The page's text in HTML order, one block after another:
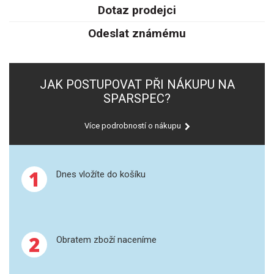
SPEKTROFOTOMETRY
OTEVŘENÝ ROZKLAD
MIKROVLNNÝ ROZKLAD
REAKČNÍ AUTOKLÁVY
LISOVÁNÍ
Dotaz prodejci
Odeslat známému
JAK POSTUPOVAT PŘI NÁKUPU NA
SPARSPEC?
Více podrobností o nákupu
1 Dnes vložíte do košíku
2 Obratem zboží naceníme